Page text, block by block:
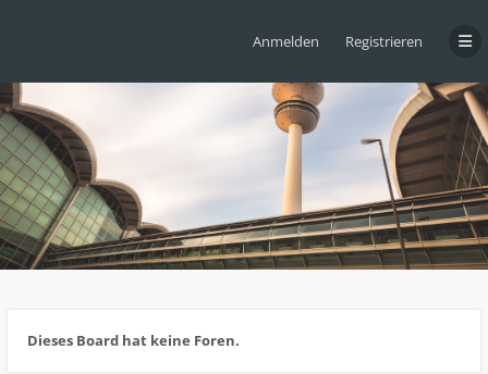
Anmelden Registrieren
Dieses Board hat keine Foren.